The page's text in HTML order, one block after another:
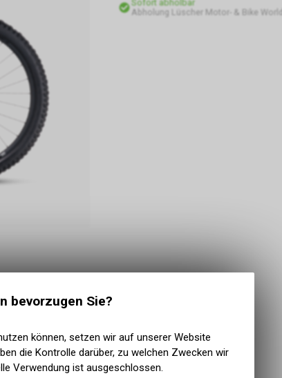
Sofort abholbar
Abholung Lüscher Motor- & Bike World
bevorzugen Sie?
können, setzen wir auf unserer Website
die Kontrolle darüber, zu welchen Zwecken wir
Verwendung ist ausgeschlossen.